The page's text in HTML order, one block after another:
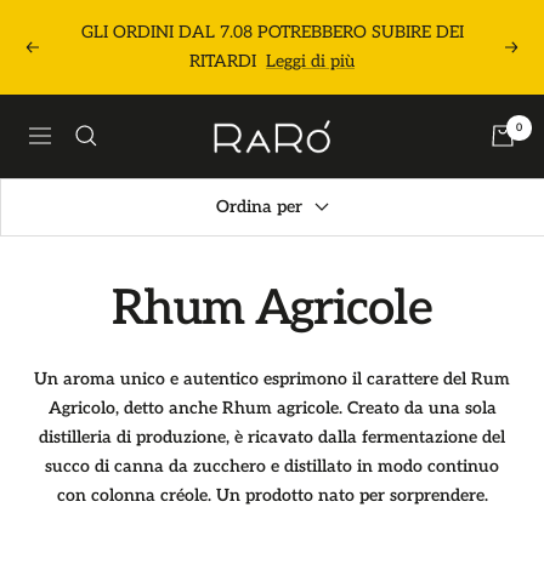
Precedente
GLI ORDINI DAL 7.08 POTREBBERO SUBIRE DEI
RITARDI Leggi di più
Navigazione
Raró
0
Ordina per
Rhum Agricole
Un aroma unico e autentico esprimono il carattere del Rum
Agricolo, detto anche Rhum agricole. Creato da una sola
distilleria di produzione, è ricavato dalla fermentazione del
succo di canna da zucchero e distillato in modo continuo
con colonna créole. Un prodotto nato per sorprendere.